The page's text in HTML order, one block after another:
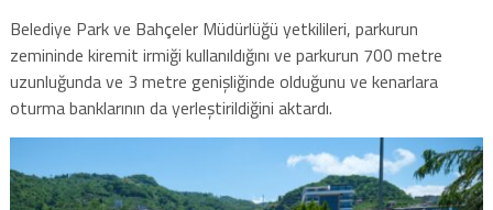
Belediye Park ve Bahçeler Müdürlüğü yetkilileri, parkurun
zemininde kiremit irmiği kullanıldığını ve parkurun 700 metre
uzunluğunda ve 3 metre genişliğinde olduğunu ve kenarlara
oturma banklarının da yerleştirildiğini aktardı.